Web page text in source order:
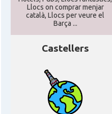
Llocs on comprar menjar
català, Llocs per veure el
Barça ...
Castellers